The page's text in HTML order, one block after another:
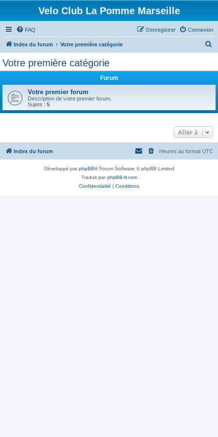
Velo Club La Pomme Marseille
FAQ Connexion
S’enregistrer
Index du forum Votre première catégorie
c
e
Votre première catégorie
Forum
Votre premier forum
Description de votre premier forum.
Sujets : 5
Aller à
Index du forum Heures au format UTC
Développé parphpBB® Forum Software © phpBB Limited
Traduit parphpBB-fr.com
Confidentialité | Conditions